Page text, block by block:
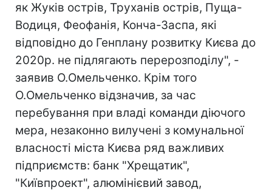
як Жуків острів, Труханів острів, Пуща-
Водиця, Феофанія, Конча-Заспа, які
відповідно до Генплану розвитку Києва до
2020р. не підлягають перерозподілу", -
заявив О.Омельченко. Крім того
О.Омельченко відзначив, за час
перебування при владі команди діючого
мера, незаконно вилучені з комунальної
власності міста Києва ряд важливих
підприємств: банк "Хрещатик",
"Київпроект", алюмінієвий завод,